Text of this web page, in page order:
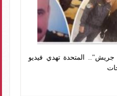
المتحدة تهدي فيديو